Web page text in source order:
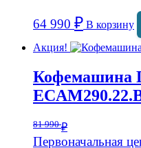
64 990 ₽ В корзину
Акция!
Кофемашина
81 990₽
Первоначальная